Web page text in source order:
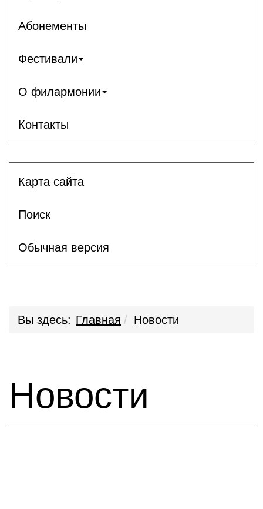
Абонементы
Фестивали
О филармонии
Контакты
Карта сайта
Поиск
Обычная версия
Вы здесь: Главная Новости
Новости